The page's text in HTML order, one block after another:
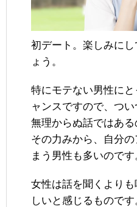
初デート。楽しみに
ょう。
特にモテない男性に
ャンスですので、つ
無理からぬ話ではあ
その力みから、自分
まう男性も多いのです
女性は話を聞くより
しいと感じるものです